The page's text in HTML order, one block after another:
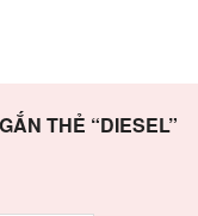
THẺ “DIESEL”